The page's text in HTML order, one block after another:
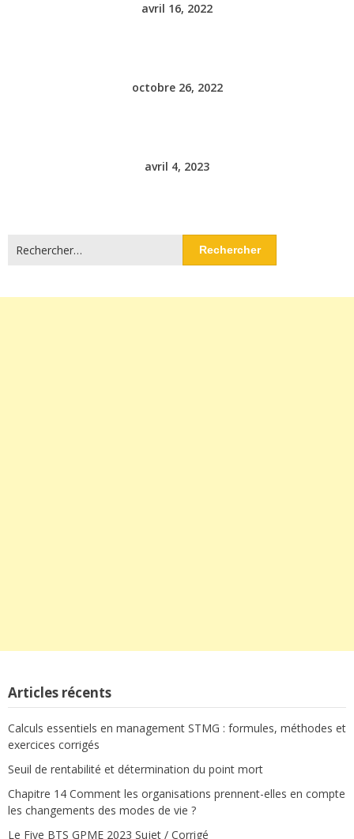
avril 16, 2022
octobre 26, 2022
avril 4, 2023
Rechercher :
Articles récents
Calculs essentiels en management STMG : formules, méthodes et
exercices corrigés
Seuil de rentabilité et détermination du point mort
Chapitre 14 Comment les organisations prennent-elles en compte
les changements des modes de vie ?
Le Five BTS GPME 2023 Sujet / Corrigé